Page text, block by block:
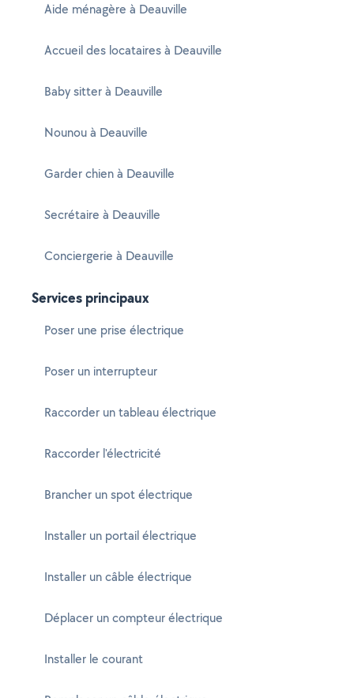
Aide ménagère à Deauville
Accueil des locataires à Deauville
Baby sitter à Deauville
Nounou à Deauville
Garder chien à Deauville
Secrétaire à Deauville
Conciergerie à Deauville
Services principaux
Poser une prise électrique
Poser un interrupteur
Raccorder un tableau électrique
Raccorder l'électricité
Brancher un spot électrique
Installer un portail électrique
Installer un câble électrique
Déplacer un compteur électrique
Installer le courant